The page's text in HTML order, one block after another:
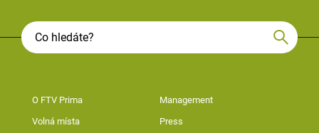
O FTV Prima Management
Volná místa Press